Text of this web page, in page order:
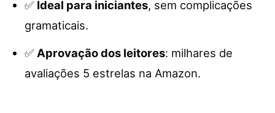
✅ Ideal para iniciantes, sem complicações
gramaticais.
✅ Aprovação dos leitores: milhares de
avaliações 5 estrelas na Amazon.